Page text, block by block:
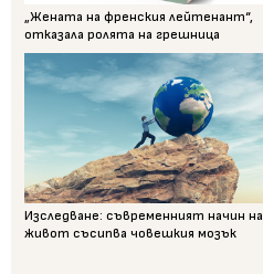
„Жената на френския лейтенант“,
отказала ролята на грешница
Изследване: съвременният начин на
живот съсипва човешкия мозък